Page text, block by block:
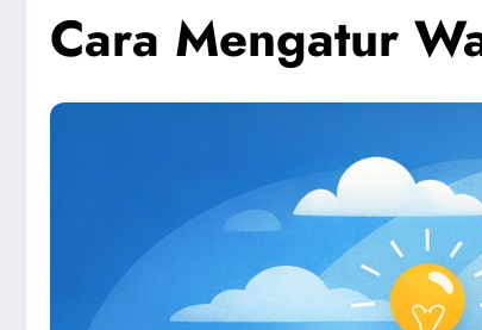
Cara Mengatur